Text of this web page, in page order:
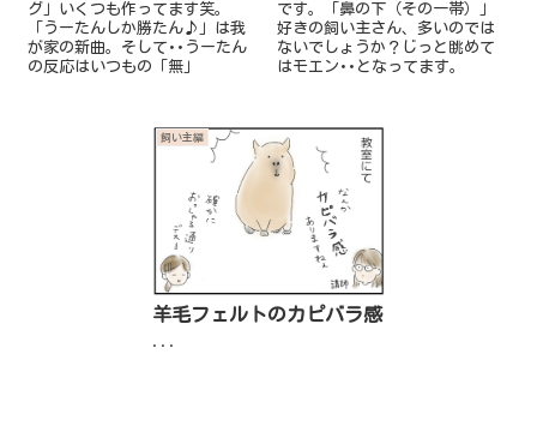
グ」いくつも作ってます笑。
「うーたんしか勝たん♪」は我
が家の新曲。そして･･うーたん
の反応はいつもの「無」
です。「鼻の下（その一帯）」
好きの飼い主さん、多いのでは
ないでしょうか？じっと眺めて
はモエン･･となってます。
飼い主編
羊毛フェルトのカピバラ感
...